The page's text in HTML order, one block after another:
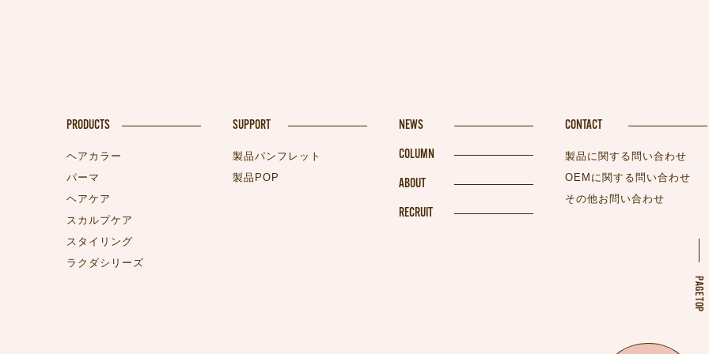
PRODUCTS
ヘアカラー
パーマ
ヘアケア
スカルプケア
スタイリング
ラクダシリーズ
SUPPORT
製品パンフレット
製品POP
NEWS
COLUMN
ABOUT
RECRUIT
CONTACT
製品に関する問い合わせ
OEMに関する問い合わせ
その他お問い合わせ
PAGETOP